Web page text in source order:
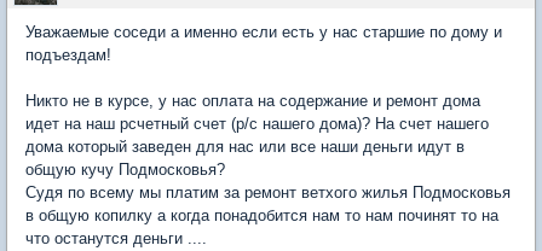
Уважаемые соседи а именно если есть у нас старшие по дому и
подъездам!
Никто не в курсе, у нас оплата на содержание и ремонт дома
идет на наш рсчетный счет (р/с нашего дома)? На счет нашего
дома который заведен для нас или все наши деньги идут в
общую кучу Подмосковья?
Судя по всему мы платим за ремонт ветхого жилья Подмосковья
в общую копилку а когда понадобится нам то нам починят то на
что останутся деньги ....